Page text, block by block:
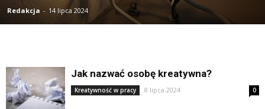
Redakcja - 14 lipca 2024
Jak nazwać osobę kreatywna?
Kreatywność w pracy 8 lipca 2024 0